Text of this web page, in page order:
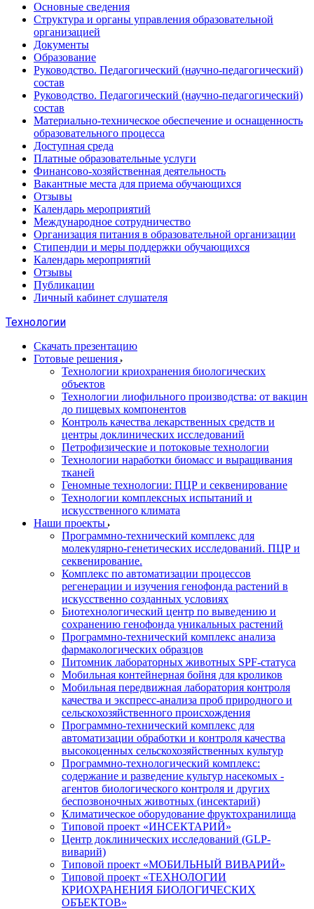
Основные сведения
Структура и органы управления образовательной
организацией
Документы
Образование
Руководство. Педагогический (научно-педагогический)
состав
Руководство. Педагогический (научно-педагогический)
состав
Материально-техническое обеспечение и оснащенность
образовательного процесса
Доступная среда
Платные образовательные услуги
Финансово-хозяйственная деятельность
Вакантные места для приема обучающихся
Отзывы
Календарь мероприятий
Международное сотрудничество
Организация питания в образовательной организации
Стипендии и меры поддержки обучающихся
Календарь мероприятий
Отзывы
Публикации
Личный кабинет слушателя
Технологии
Скачать презентацию
Готовые решения
Технологии криохранения биологических
объектов
Технологии лиофильного производства: от вакцин
до пищевых компонентов
Контроль качества лекарственных средств и
центры доклинических исследований
Петрофизические и потоковые технологии
Технологии наработки биомасс и выращивания
тканей
Геномные технологии: ПЦР и секвенирование
Технологии комплексных испытаний и
искусственного климата
Наши проекты
Программно-технический комплекс для
молекулярно-генетических исследований. ПЦР и
секвенирование.
Комплекс по автоматизации процессов
регенерации и изучения генофонда растений в
искусственно созданных условиях
Биотехнологический центр по выведению и
сохранению генофонда уникальных растений
Программно-технический комплекс анализа
фармакологических образцов
Питомник лабораторных животных SPF-статуса
Мобильная контейнерная бойня для кроликов
Мобильная передвижная лаборатория контроля
качества и экспресс-анализа проб природного и
сельскохозяйственного происхождения
Программно-технический комплекс для
автоматизации обработки и контроля качества
высокоценных сельскохозяйственных культур
Программно-технологический комплекс:
содержание и разведение культур насекомых -
агентов биологического контроля и других
беспозвоночных животных (инсектарий)
Климатическое оборудование фруктохранилища
Типовой проект «ИНСЕКТАРИЙ»
Центр доклинических исследований (GLP-
виварий)
Типовой проект «МОБИЛЬНЫЙ ВИВАРИЙ»
Типовой проект «ТЕХНОЛОГИИ
КРИОХРАНЕНИЯ БИОЛОГИЧЕСКИХ
ОБЪЕКТОВ»